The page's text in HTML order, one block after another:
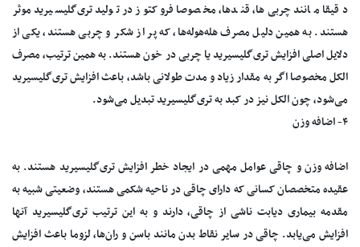
دقیقا مانند چربی‌ها، قندها، مخصوصا فروکتوز در تولید تری‌گلیسیرید موثر
هستند. به همین دلیل مصرف هله‌هوله‌ها، که پر از شکر و چربی هستند، یکی از
دلایل اصلی افزایش تری‌گلیسیرید یا چربی در خون هستند. به همین ترتیب، مصرف
الکل مخصوصا اگر به مقدار زیاد و مدت طولانی باشد، باعث افزایش تری‌گلیسیرید
می‌شود، چون الکل نیز در کبد به تری‌گلیسیرید تبدیل می‌شود.
۴- اضافه وزن
اضافه وزن و چاقی عوامل مهمی در ایجاد خطر افزایش تری‌گلیسیرید هستند. به
عقیده متخصصان کسانی که دارای چاقی در ناحیه شکمی هستند، وضعیتی شبیه به
مقدمه بیماری دیابت ناشی از چاقی، دارند و به این ترتیب تری‌گلیسیرید آنها
افزایش می‌یابد. چاقی در سایر نقاط بدن مانند باسن و ران‌ها، لزوما باعث افزایش